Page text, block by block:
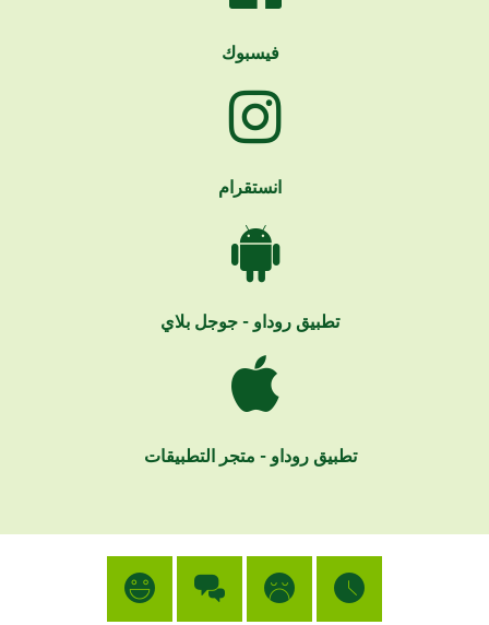
فيسبوك
انستقرام
تطبيق روداو - جوجل بلاي
تطبيق روداو - متجر التطبيقات